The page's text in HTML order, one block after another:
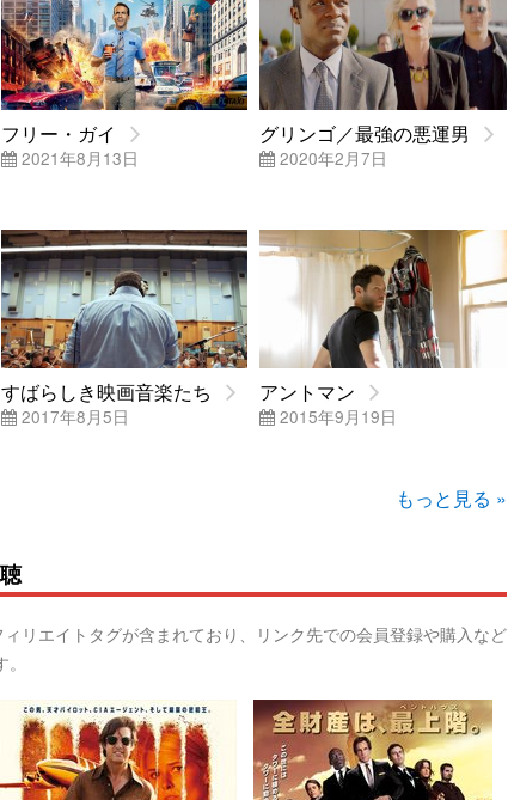
フリー・ガイ
2021年8月13日
グリンゴ／最強の悪運男
2020年2月7日
すばらしき映画音楽たち
2017年8月5日
アントマン
2015年9月19日
もっと見る »
リエイトタグが含まれており、リンク先での会員登録や購入など